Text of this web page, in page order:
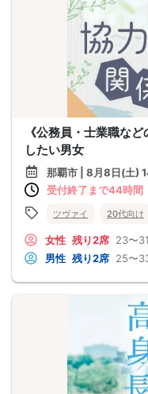
《公務員・士業職な
したい男女
那覇市 | 8月8日(土)
受付終了まで44時間
ツヴァイ 20代向け
女性 残り2席 23〜
男性 残り2席 25〜